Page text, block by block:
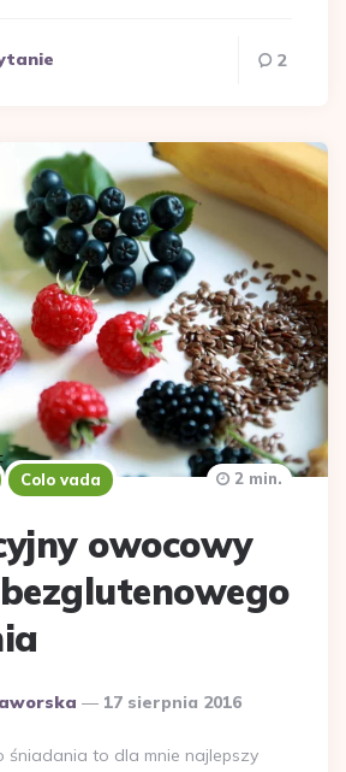
2
Colo vada
owocowy
17 sierpnia 2016
2 min.
śniadania to dla mnie najlepszy